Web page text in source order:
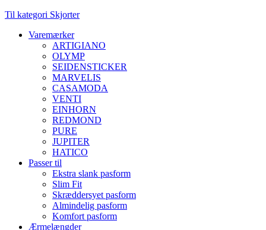
Til kategori Skjorter
Varemærker
ARTIGIANO
OLYMP
SEIDENSTICKER
MARVELIS
CASAMODA
VENTI
EINHORN
REDMOND
PURE
JUPITER
HATICO
Passer til
Ekstra slank pasform
Slim Fit
Skræddersyet pasform
Almindelig pasform
Komfort pasform
Ærmelængder